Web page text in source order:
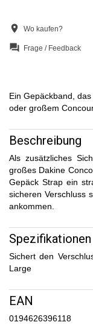
location_on Wo kaufen?
question_answer Frage / Feedback
Ein Gepäckband,
oder großem
Beschreibung
Als zusätzliches
großes Dakine
Gepäck Strap ein
sicheren Verschluss
ankommen.
Spezifikationen
Sichert den
Large
EAN
0194626396118